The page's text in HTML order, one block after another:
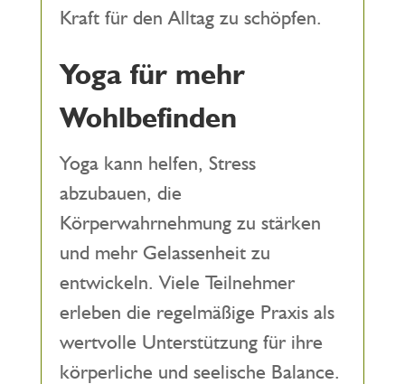
Kraft für den Alltag zu schöpfen.
Yoga für mehr
Wohlbefinden
Yoga kann helfen, Stress
abzubauen, die
Körperwahrnehmung zu stärken
und mehr Gelassenheit zu
entwickeln. Viele Teilnehmer
erleben die regelmäßige Praxis als
wertvolle Unterstützung für ihre
körperliche und seelische Balance.